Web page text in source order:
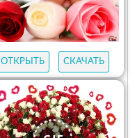
ОТКРЫТЬ
СКАЧАТЬ